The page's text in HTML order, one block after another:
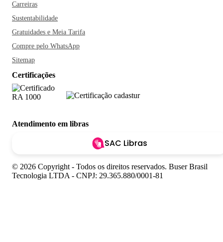
Carreiras
Sustentabilidade
Gratuidades e Meia Tarifa
Compre pelo WhatsApp
Sitemap
Certificações
Atendimento em libras
SAC Libras
© 2026 Copyright - Todos os direitos reservados. Buser Brasil
Tecnologia LTDA - CNPJ: 29.365.880/0001-81